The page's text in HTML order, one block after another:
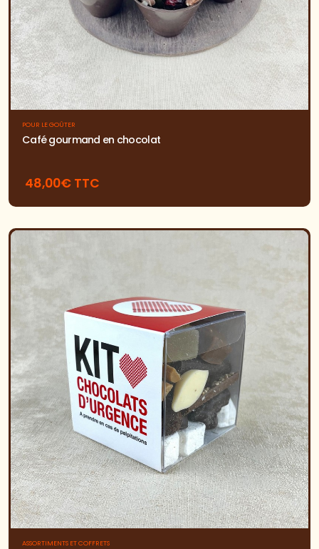
POUR LE GOÛTER
Café gourmand en chocolat
48,00€ TTC
ASSORTIMENTS ET COFFRETS